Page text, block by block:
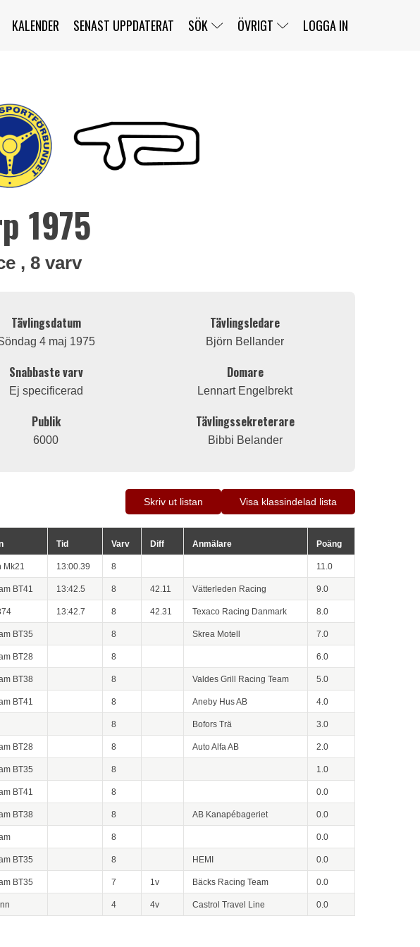
KALENDER SENAST UPPDATERAT SÖK
TÄVLINGAR
FÖRARE
KLUBBAR
ÖVRIGT LOGGA IN
1975
, 8 varv
Tävlingsdatum
4 maj 1975
Snabbaste varv
Ej specificerad
Publik
6000
Tävlingsledare
Björn Bellander
Domare
Lennart Engelbrekt
Tävlingssekreterare
Bibbi Belander
Skriv ut listan Visa klassindelad lista
Tid Varv Diff Anmälare Poäng
Mk21 13:00.39 8 11.0
BT41 13:42.5 8 42.11 Vätterleden Racing 9.0
13:42.7 8 42.31 Texaco Racing Danmark 8.0
BT35 8 Skrea Motell 7.0
BT28 8 6.0
BT38 8 Valdes Grill Racing Team 5.0
BT41 8 Aneby Hus AB 4.0
8 Bofors Trä 3.0
BT28 8 Auto Alfa AB 2.0
BT35 8 1.0
BT41 8 0.0
BT38 8 AB Kanapébageriet 0.0
8 0.0
BT35 8 HEMI 0.0
BT35 7 1v Bäcks Racing Team 0.0
4 4v Castrol Travel Line 0.0